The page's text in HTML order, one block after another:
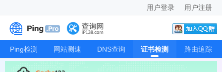
用户登录 用户注册
Ping检测 网站测速 DNS查询 证书检测 路由追踪